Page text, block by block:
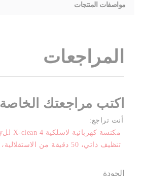
المراجعات
اكتب مراجعتك الخاصة
أنت تراجع:
تنظيف ذاتي، 50 دقيقة من الاستقلالية، GF5035M0
الجودة
مواصفات المنتجات